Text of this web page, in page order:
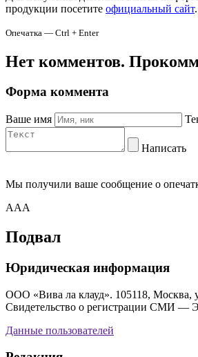
продукции посетите официальный сайт.
Опечатка — Ctrl + Enter
Нет комментов.
Форма коммента
Ваше имя
Написать
Мы получили ваше сообщение о
AAA
Подвал
Юридическая информация
ООО «Вива ла клауд». 105118, Москва,
Свидетельство о регистрации СМИ —
Данные пользователей